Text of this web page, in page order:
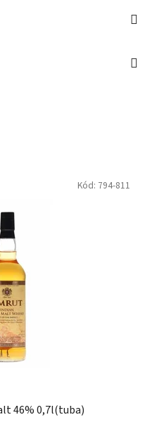
46% 0,7l(tuba)
Kód: 794-811